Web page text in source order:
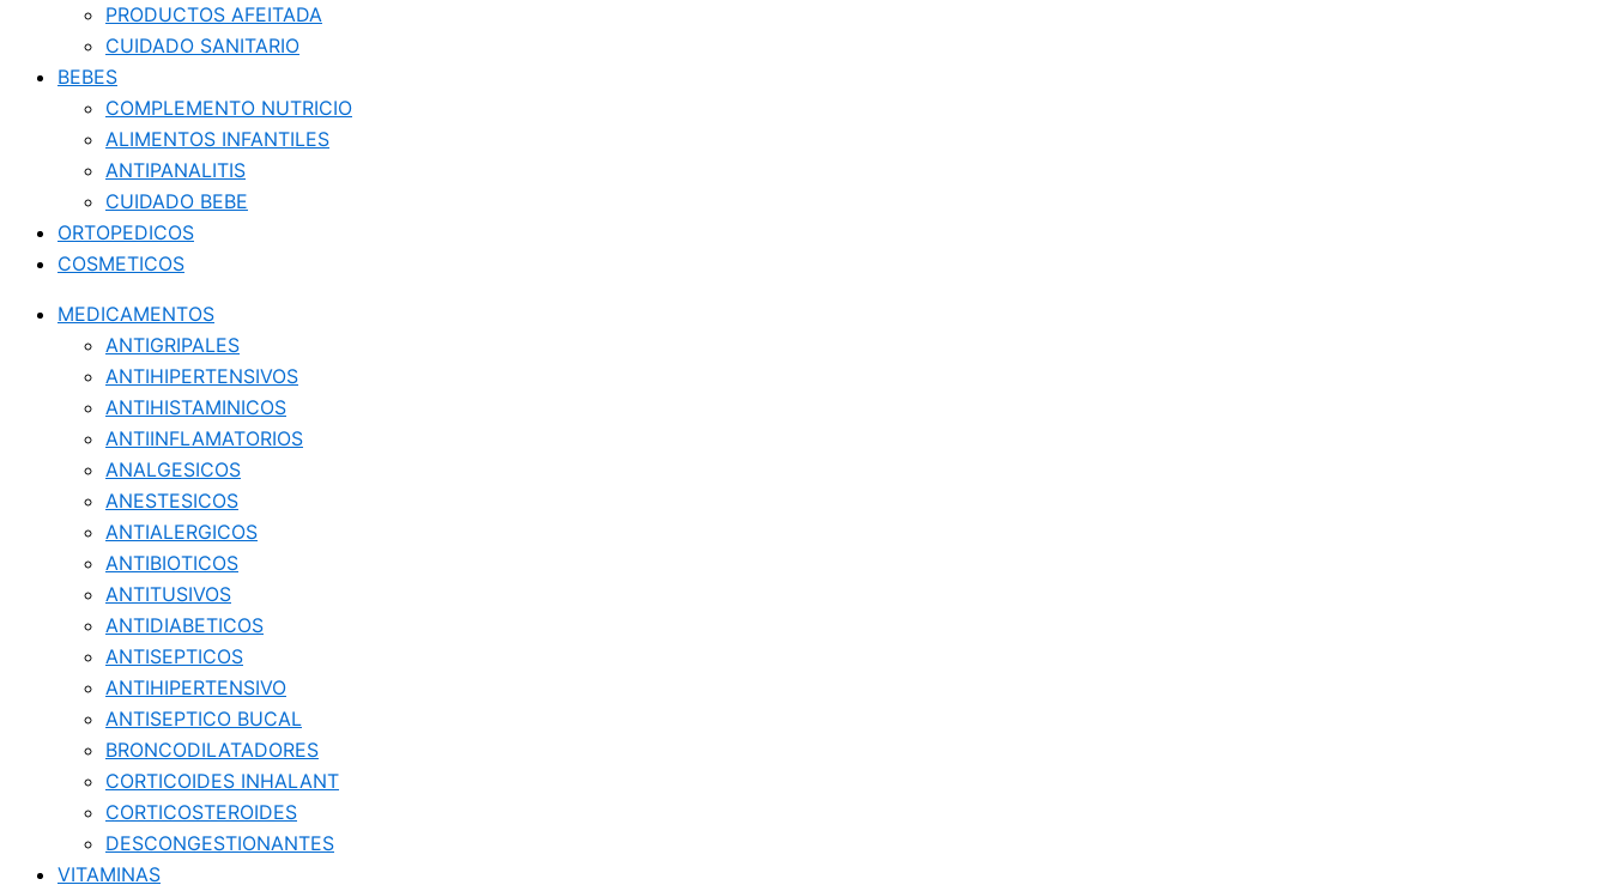
PRODUCTOS AFEITADA
CUIDADO SANITARIO
BEBES
COMPLEMENTO NUTRICIO
ALIMENTOS INFANTILES
ANTIPANALITIS
CUIDADO BEBE
ORTOPEDICOS
COSMETICOS
MEDICAMENTOS
ANTIGRIPALES
ANTIHIPERTENSIVOS
ANTIHISTAMINICOS
ANTIINFLAMATORIOS
ANALGESICOS
ANESTESICOS
ANTIALERGICOS
ANTIBIOTICOS
ANTITUSIVOS
ANTIDIABETICOS
ANTISEPTICOS
ANTIHIPERTENSIVO
ANTISEPTICO BUCAL
BRONCODILATADORES
CORTICOIDES INHALANT
CORTICOSTEROIDES
DESCONGESTIONANTES
VITAMINAS